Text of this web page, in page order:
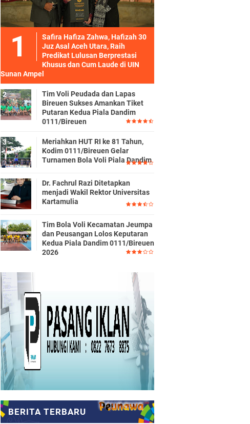
Safira Hafiza Zahwa, Hafizah 30
Juz Asal Aceh Utara, Raih
Predikat Lulusan Berprestasi
Khusus dan Cum Laude di UIN
Sunan Ampel
Tim Voli Peudada dan Lapas
Bireuen Sukses Amankan Tiket
Putaran Kedua Piala Dandim
0111/Bireuen
Meriahkan HUT RI ke 81 Tahun,
Kodim 0111/Bireuen Gelar
Turnamen Bola Voli Piala Dandim
Dr. Fachrul Razi Ditetapkan
menjadi Wakil Rektor Universitas
Kartamulia
Tim Bola Voli Kecamatan Jeumpa
dan Peusangan Lolos Keputaran
Kedua Piala Dandim 0111/Bireuen
2026